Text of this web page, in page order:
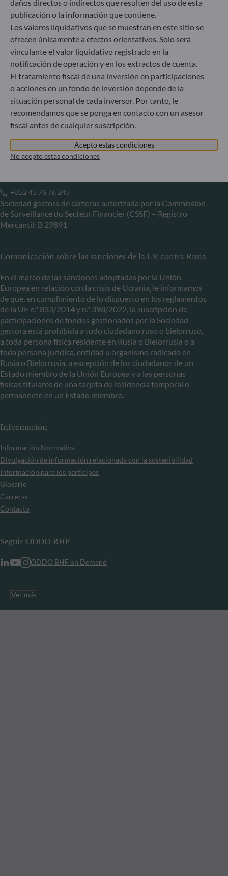
Gallusanlage 8
60329 Frankfurt am Main
Alemania
+49 (0) 69 920 50 0
Sociedad Gestora de Carteras autorizada por la
Bundesanstalt für Finanzdienstleistungsaufsicht (“BaFin”)
Registro Comercial: HRB 11971 juzgado de primera
instancia de Düsseldorf
6, rue Gabriel Lippmann
+352 45 76 76 245
Sociedad gestora de carteras autorizada por la Commission
de Surveillance du Secteur Financier (CSSF) – Registro
Mercantil: B 29891
Comunicación sobre las sanciones de la UE contra Rusia
En el marco de las sanciones adoptadas por la Unión
Europea en relación con la crisis de Ucrania, le informamos
de que, en cumplimiento de lo dispuesto en los reglamentos
de la UE n.º 833/2014 y n.º 398/2022, la suscripción de
participaciones de fondos gestionados por la Sociedad
gestora está prohibida a todo ciudadano ruso o bielorruso,
a toda persona física residente en Rusia o Bielorrusia o a
toda persona jurídica, entidad u organismo radicado en
Rusia o Bielorrusia, a excepción de los ciudadanos de un
Estado miembro de la Unión Europea y a las personas
físicas titulares de una tarjeta de residencia temporal o
permanente en un Estado miembro.
Información
Información Normativa
Divulgación de información relacionada con la sostenibilidad
Información para los partícipes
Glosario
Carreras
Contacto
Seguir ODDO BHF
ODDO BHF on Demand
Ver más
daños directos o indirectos que resulten del uso de esta
publicación o la información que contiene.
Los valores liquidativos que se muestran en este sitio se
ofrecen únicamente a efectos orientativos. Solo será
vinculante el valor liquidativo registrado en la
notificación de operación y en los extractos de cuenta.
El tratamiento fiscal de una inversión en participaciones
o acciones en un fondo de inversión depende de la
situación personal de cada inversor. Por tanto, le
recomendamos que se ponga en contacto con un asesor
fiscal antes de cualquier suscripción.
Acepto estas condiciones
No acepto estas condiciones